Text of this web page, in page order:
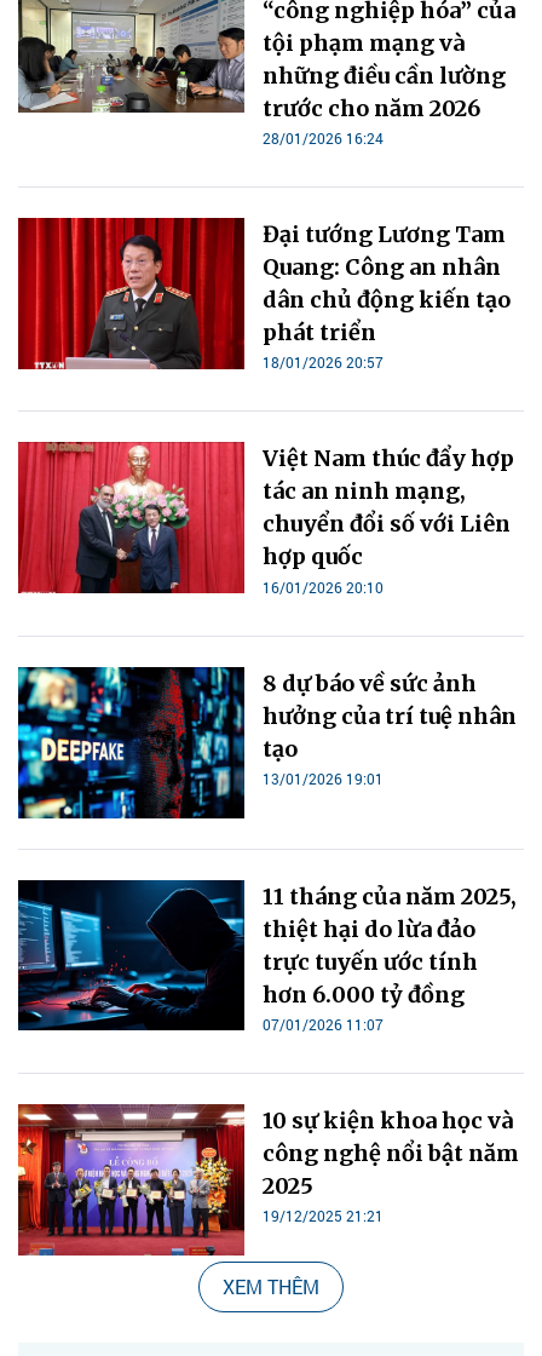
“công nghiệp hóa” của
tội phạm mạng và
những điều cần lường
trước cho năm 2026
28/01/2026 16:24
Đại tướng Lương Tam
Quang: Công an nhân
dân chủ động kiến tạo
phát triển
18/01/2026 20:57
Việt Nam thúc đẩy hợp
tác an ninh mạng,
chuyển đổi số với Liên
hợp quốc
16/01/2026 20:10
8 dự báo về sức ảnh
hưởng của trí tuệ nhân
tạo
13/01/2026 19:01
11 tháng của năm 2025,
thiệt hại do lừa đảo
trực tuyến ước tính
hơn 6.000 tỷ đồng
07/01/2026 11:07
10 sự kiện khoa học và
công nghệ nổi bật năm
2025
19/12/2025 21:21
XEM THÊM